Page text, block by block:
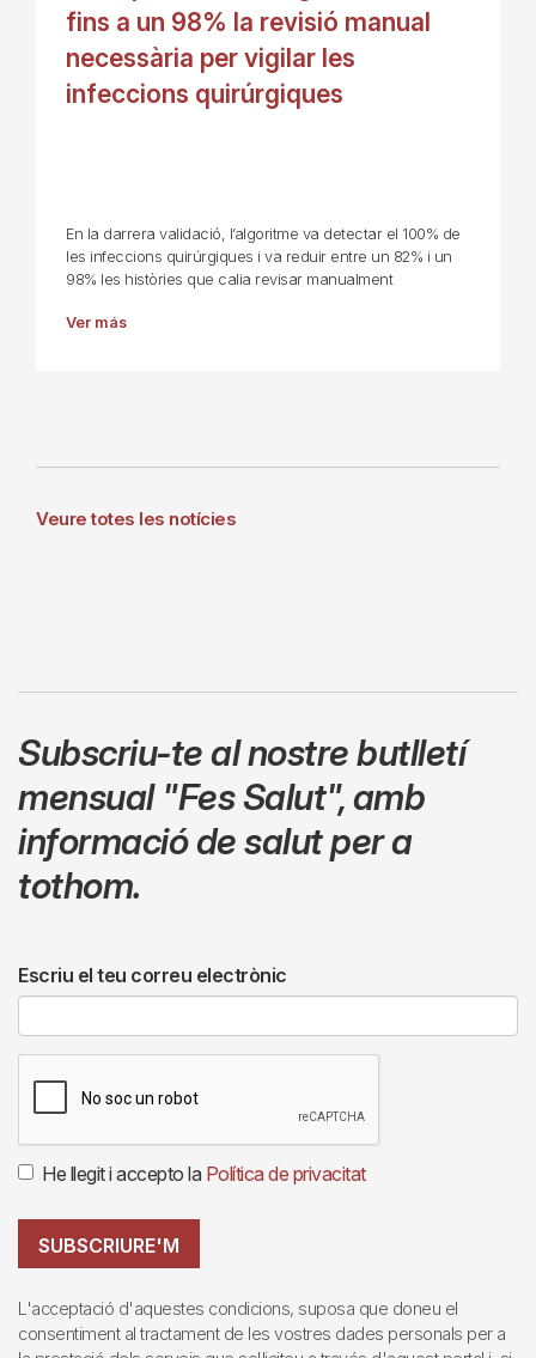
fins a un 98% la revisió manual
necessària per vigilar les
infeccions quirúrgiques
En la darrera validació, l’algoritme va detectar el 100% de
les infeccions quirúrgiques i va reduir entre un 82% i un
98% les històries que calia revisar manualment
Ver más
Veure totes les notícies
Subscriu-te al nostre butlletí
mensual "Fes Salut",amb
informació de salut per a
tothom.
Escriu el teu correu electrònic
He llegit i accepto la Política de privacitat
SUBSCRIURE'M
L'acceptació d'aquestes condicions, suposa que doneu el
consentiment al tractament de les vostres dades personals per a